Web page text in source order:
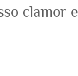
clamor